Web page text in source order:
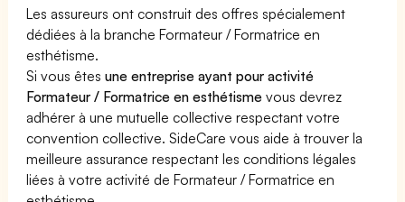
Les assureurs ont construit des offres spécialement
dédiées à la branche Formateur / Formatrice en
esthétisme.
Si vous êtesune entreprise ayant pour activité
Formateur / Formatrice en esthétisme vous devrez
adhérer à une mutuelle collective respectant votre
convention collective. SideCare vous aide à trouver la
meilleure assurance respectant les conditions légales
liées à votre activité de Formateur / Formatrice en